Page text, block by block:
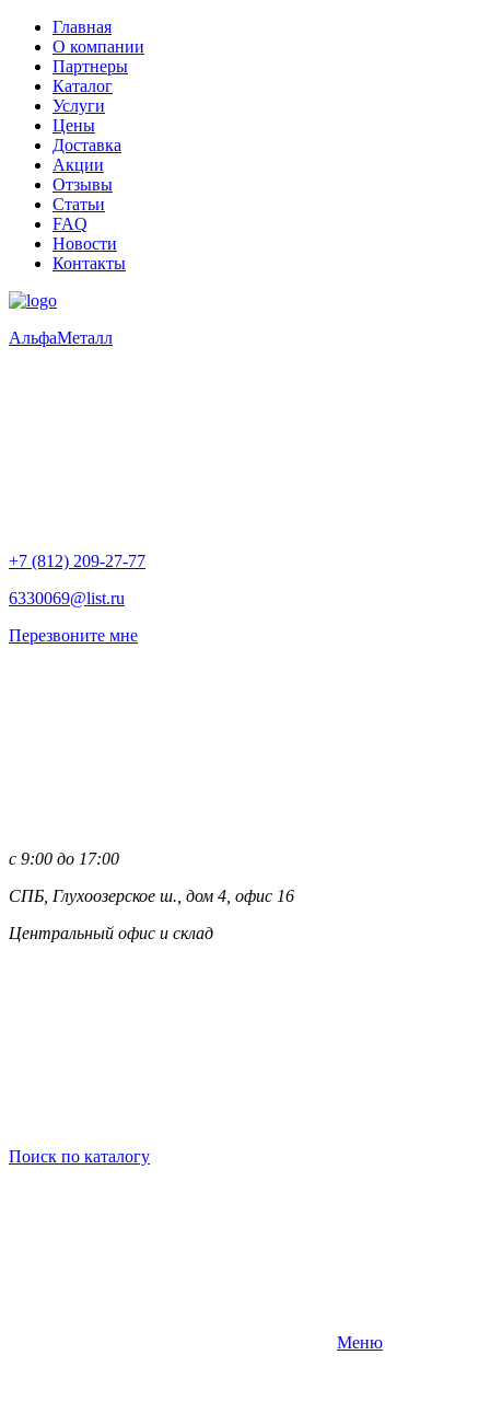
Главная
О компании
Партнеры
Каталог
Услуги
Цены
Доставка
Акции
Отзывы
Статьи
FAQ
Новости
Контакты
АльфаМеталл
+7 (812) 209-27-77
6330069@list.ru
Перезвоните мне
с 9:00 до 17:00
СПБ, Глухоозерское ш., дом 4, офис 16
Центральный офис и склад
Поиск по каталогу
Меню